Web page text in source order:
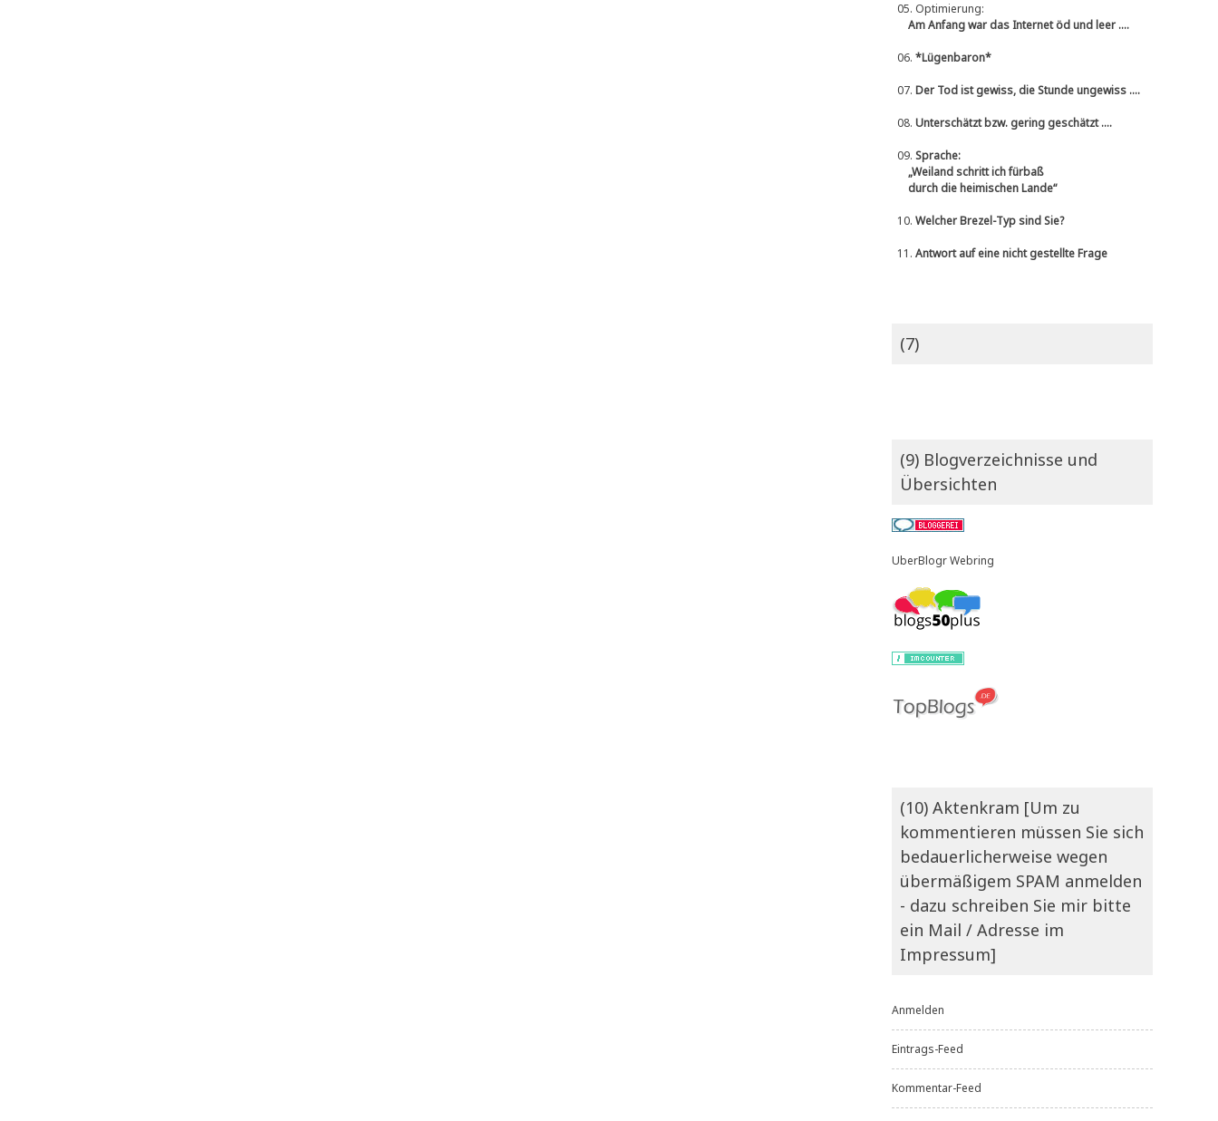
05. Optimierung:
Am Anfang war das Internet öd und leer ....
06. *Lügenbaron*
07. Der Tod ist gewiss, die Stunde ungewiss ....
08. Unterschätzt bzw. gering geschätzt ....
09. Sprache:
„Weiland schritt ich fürbaß
durch die heimischen Lande“
10. Welcher Brezel-Typ sind Sie?
11. Antwort auf eine nicht gestellte Frage
(7)
(9) Blogverzeichnisse und
Übersichten
UberBlogr Webring
(10) Aktenkram [Um zu
kommentieren müssen Sie sich
bedauerlicherweise wegen
übermäßigem SPAM anmelden
- dazu schreiben Sie mir bitte
ein Mail / Adresse im
Impressum]
Anmelden
Eintrags-Feed
Kommentar-Feed